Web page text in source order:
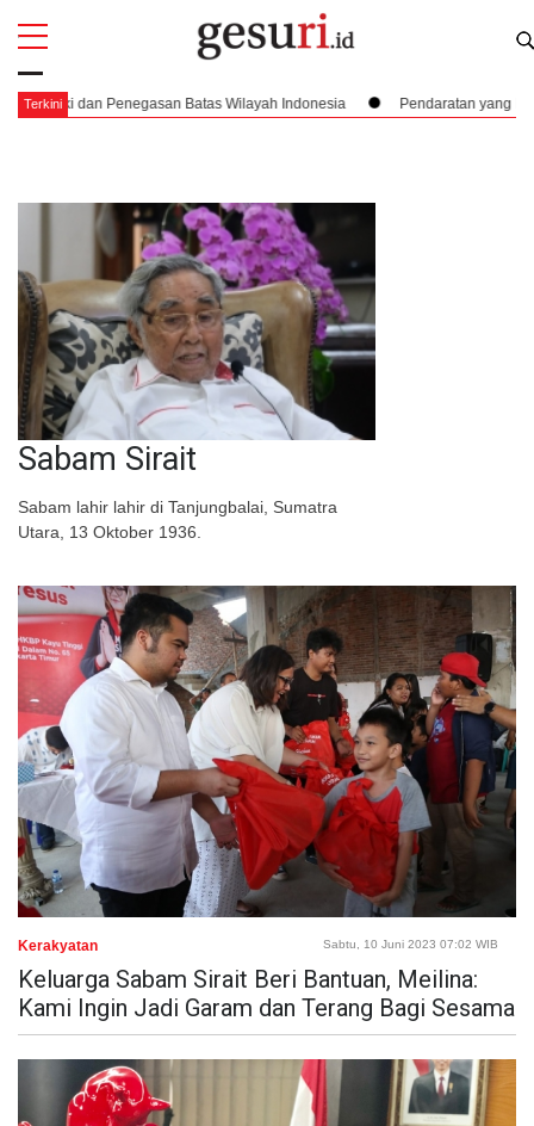
TerkiniWilayah Indonesia Pendaratan yang Nyaris Menubruk Kerbau
Sabam Sirait
Sabam lahir lahir di Tanjungbalai, Sumatra
Utara, 13 Oktober 1936.
All
Kerakyatan Sabtu, 10 Juni 2023 07:02 WIB
Keluarga Sabam Sirait Beri Bantuan, Meilina:
Kami Ingin Jadi Garam dan Terang Bagi Sesama